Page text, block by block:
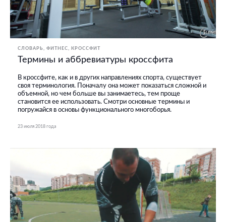
СЛОВАРЬ ФИТНЕС, КРОССФИТ
Термины и аббревиатуры кроссфита
В кроссфите, как и в других направлениях спорта, существует
своя терминология. Поначалу она может показаться сложной и
объемной, но чем больше вы занимаетесь, тем проще
становится ее использовать. Смотри основные термины и
погружайся в основы функционального многоборья.
23 июля 2018 года